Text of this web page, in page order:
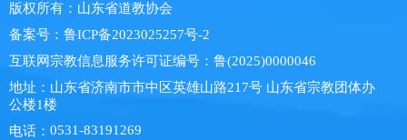
版权所有： 山东省道教协会
备案号： 鲁ICP备2023025257号-2
互联网宗教信息服务许可证编号： 鲁(2025)0000046
地址： 山东省济南市市中区英雄山路217号 山东省宗教团体办
公楼1楼
电话： 0531-83191269